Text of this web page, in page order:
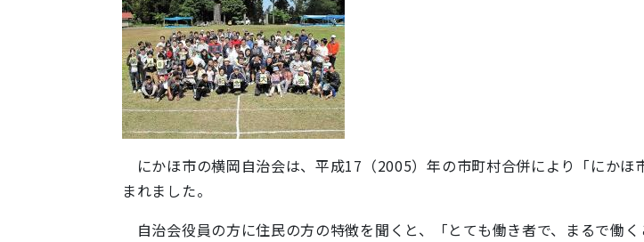
にかほ市の横岡自治会は、平成17（2005）年の市町村合併により「にか
まれました。
自治会役員の方に住民の方の特徴を聞くと、「とても働き者で、まるで働